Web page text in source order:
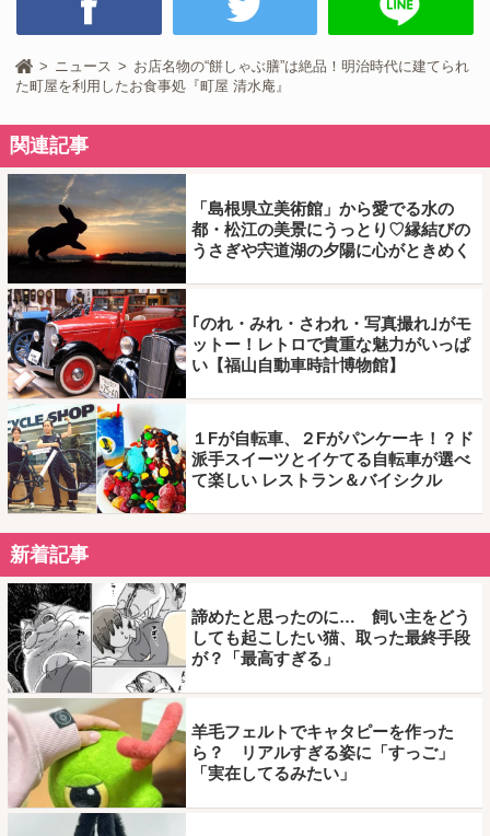
ニュース
お店名物の“餅しゃぶ膳”は絶品！明治時代に建てられ
た町屋を利用したお食事処『町屋 清水庵』
関連記事
「島根県立美術館」から愛でる水の
都・松江の美景にうっとり♡縁結びの
うさぎや宍道湖の夕陽に心がときめく
｢のれ・みれ・さわれ・写真撮れ｣がモ
ットー！レトロで貴重な魅力がいっぱ
い【福山自動車時計博物館】
１Fが自転車、２Fがパンケーキ！？ド
派手スイーツとイケてる自転車が選べ
て楽しい レストラン＆バイシクル
新着記事
諦めたと思ったのに… 飼い主をどう
しても起こしたい猫、取った最終手段
が？「最高すぎる」
羊毛フェルトでキャタピーを作った
ら？ リアルすぎる姿に「すっご」
「実在してるみたい」